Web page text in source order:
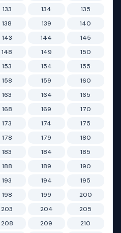
133 134
135
138 139
140
143 144
145
148 149
150
153 154
155
158 159
160
163 164
165
168 169
170
173 174
175
178 179
180
183 184
185
188 189
190
193 194
195
198 199
200
203 204
205
208 209
210